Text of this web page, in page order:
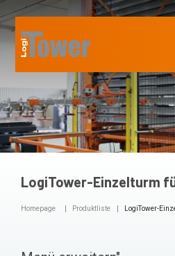
LogiTower-Einzelturm
Homepage Produktliste LogiTower-